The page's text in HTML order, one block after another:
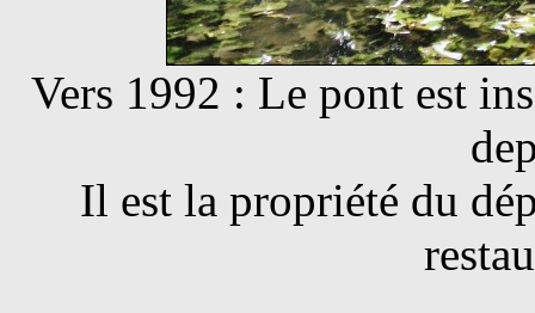
Vers 1992 : Le pont est
Il est la propriété du